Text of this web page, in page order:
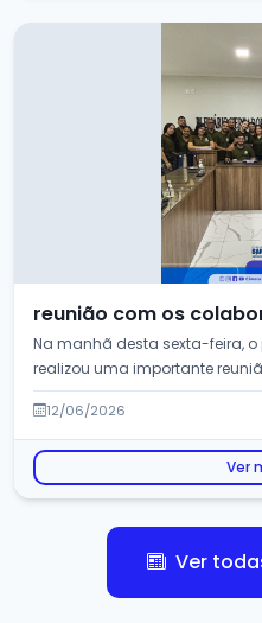
reunião com os
Na manhã desta sexta-feira, o
realizou uma importante
Câmara Municipal...
12/06/2026
Ver
Ver